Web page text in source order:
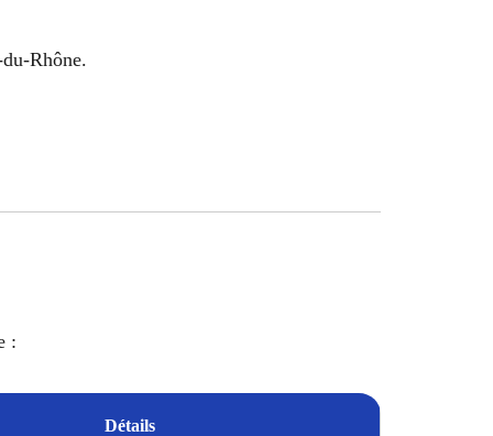
Rhône.
:
Détails